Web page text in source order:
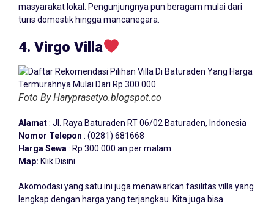
masyarakat lokal. Pengunjungnya pun beragam mulai dari
turis domestik hingga mancanegara.
4. Virgo Villa
Foto By Haryprasetyo.blogspot.co
Alamat: Jl. Raya Baturaden RT 06/02 Baturaden, Indonesia
Nomor Telepon : (0281) 681668
Harga Sewa : Rp 300.000 an per malam
Map: Klik Disini
Akomodasi yang satu ini juga menawarkan fasilitas villa yang
lengkap dengan harga yang terjangkau. Kita juga bisa